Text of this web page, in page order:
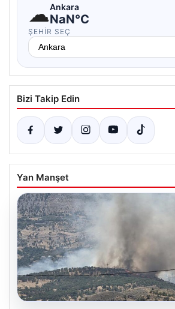
☁Ankara
NaN°C
ŞEHIR SEÇ
Bizi Takip Edin
Yan Manşet